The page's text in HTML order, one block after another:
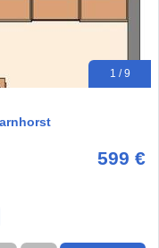
1 / 9
599 €